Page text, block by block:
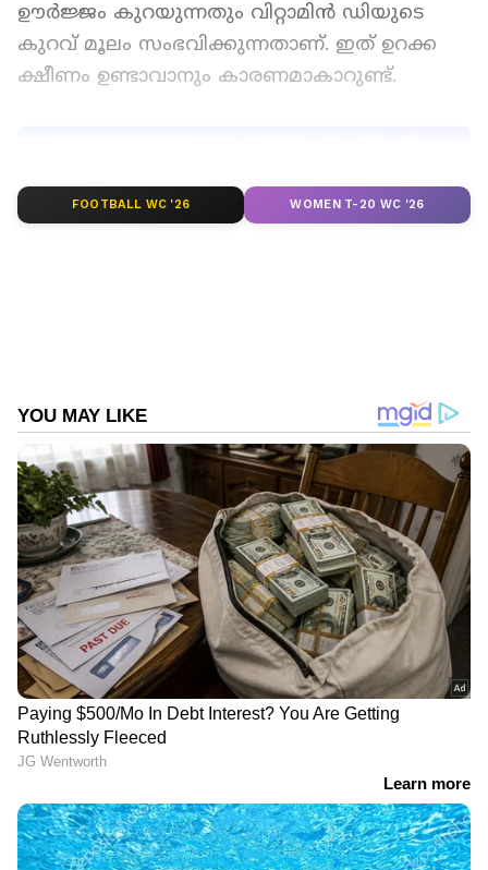
ഊർജ്ജം കുറയുന്നതും വിറ്റാമിൻ ഡിയുടെ
കുറവ് മൂലം സംഭവിക്കുന്നതാണ്. ഇത് ഉറക്ക
ക്ഷീണം ഉണ്ടാവാനും കാരണമാകാറുണ്ട്.
2
5
Image Credit :Social Media
ശരീര വേദന
ശരീരവേദന, എല്ലുകളിൽ വേദന എന്നിവയെല്ലാം
വിറ്റാമിൻ ഡിയുടെ കുറവ് മൂലം
സംഭവിക്കുന്നതാണ്. നിരന്തരമായി
FOOTBALL WC '26 WOMEN T-20 WC '26